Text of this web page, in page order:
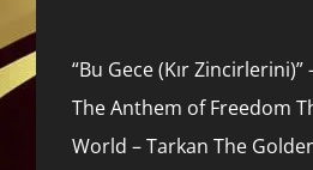
“Bu Gece (Kır Zincirlerini)”
The Anthem of Freedom
World – Tarkan The